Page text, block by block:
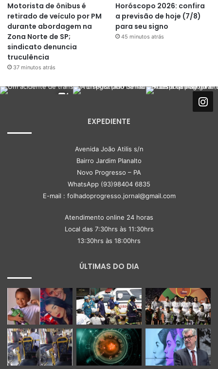
Motorista de ônibus é
retirado de veículo por PM
durante abordagem na
Zona Norte de SP;
sindicato denuncia
truculência
37 minutos atrás
Horóscopo 2026: confira
a previsão de hoje (7/8)
para seu signo
45 minutos atrás
EXPEDIENTE
Avenida João Atilis s/n
Bairro Jardim Planalto
Novo Progresso – PA
WhatsApp (93)98404 6835
E-mail : folhadoprogresso.jornal@gmail.com
Atendimento online 24 horas
Local das 7:30hrs às 11:30hrs
13:30hrs às 18:00hrs
ÚLTIMAS DO DIA